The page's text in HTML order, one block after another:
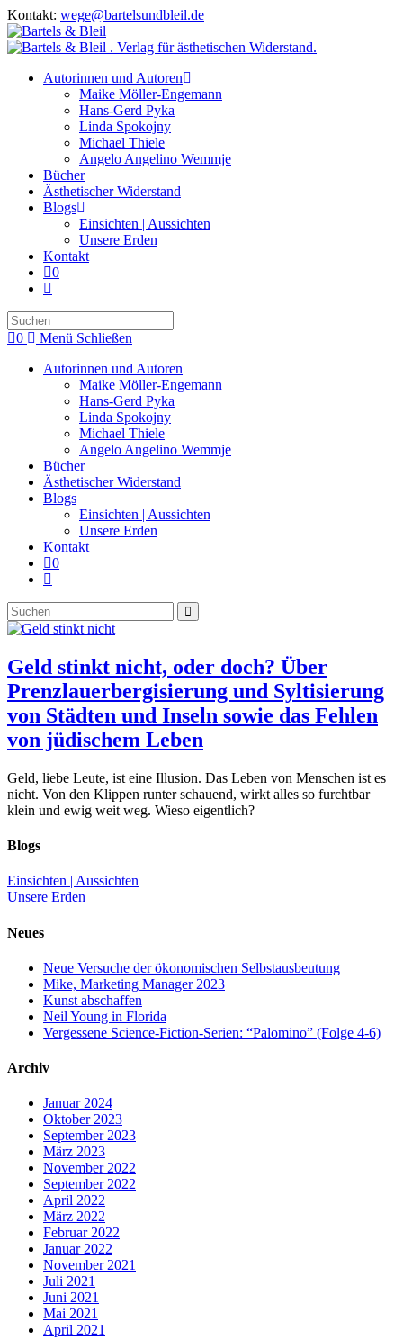
Zum
Inhalt
springen
Kontakt: wege@bartelsundbleil.de
Autorinnen und Autoren
Maike Möller-Engemann
Hans-Gerd Pyka
Linda Spokojny
Michael Thiele
Angelo Angelino Wemmje
Bücher
Ästhetischer Widerstand
Blogs
Einsichten | Aussichten
Unsere Erden
Kontakt
0
Website-
umschalten
Escape
close
the
search
0 Menü Schließen
Autorinnen und Autoren
Maike Möller-Engemann
Hans-Gerd Pyka
Linda Spokojny
Michael Thiele
Angelo Angelino Wemmje
Bücher
Ästhetischer Widerstand
Blogs
Einsichten | Aussichten
Unsere Erden
Kontakt
0
Website-
umschalten
Diese
Website
Geld stinkt nicht, oder doch? Über
Prenzlauerbergisierung und Syltisierung
von Städten und Inseln sowie das Fehlen
von jüdischem Leben
Geld, liebe Leute, ist eine Illusion. Das Leben von Menschen ist es
nicht. Von den Klippen runter schauend, wirkt alles so furchtbar
klein und ewig weit weg. Wieso eigentlich?
Blogs
Einsichten | Aussichten
Unsere Erden
Neues
Neue Versuche der ökonomischen Selbstausbeutung
Mike, Marketing Manager 2023
Kunst abschaffen
Neil Young in Florida
Vergessene Science-Fiction-Serien: “Palomino” (Folge 4-6)
Archiv
Januar 2024
Oktober 2023
September 2023
März 2023
November 2022
September 2022
April 2022
März 2022
Februar 2022
Januar 2022
November 2021
Juli 2021
Juni 2021
Mai 2021
April 2021